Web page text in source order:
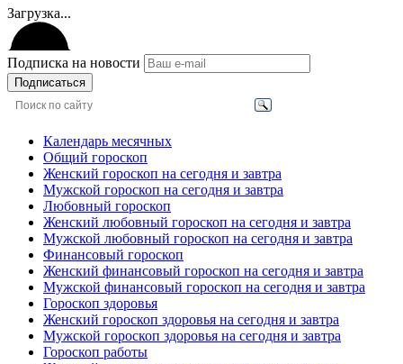
Загрузка...
Подписка на новости
Подписаться
Календарь месячных
Общий гороскоп
Женский гороскоп на сегодня и завтра
Мужской гороскоп на сегодня и завтра
Любовный гороскоп
Женский любовный гороскоп на сегодня и завтра
Мужской любовный гороскоп на сегодня и завтра
Финансовый гороскоп
Женский финансовый гороскоп на сегодня и завтра
Мужской финансовый гороскоп на сегодня и завтра
Гороскоп здоровья
Женский гороскоп здоровья на сегодня и завтра
Мужской гороскоп здоровья на сегодня и завтра
Гороскоп работы